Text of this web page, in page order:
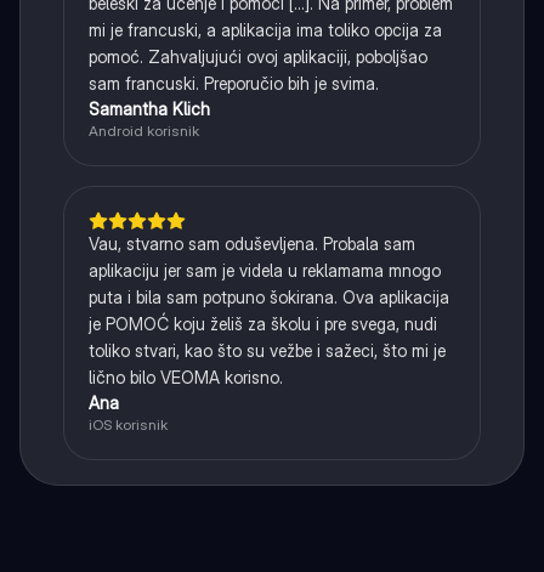
mi je francuski, a aplikacija ima toliko opcija za
pomoć. Zahvaljujući ovoj aplikaciji, poboljšao
sam francuski. Preporučio bih je svima.
Samantha Klich
Android korisnik
Vau, stvarno sam oduševljena. Probala sam
aplikaciju jer sam je videla u reklamama mnogo
puta i bila sam potpuno šokirana. Ova aplikacija
je POMOĆ koju želiš za školu i pre svega, nudi
toliko stvari, kao što su vežbe i sažeci, što mi je
lično bilo VEOMA korisno.
Ana
iOS korisnik